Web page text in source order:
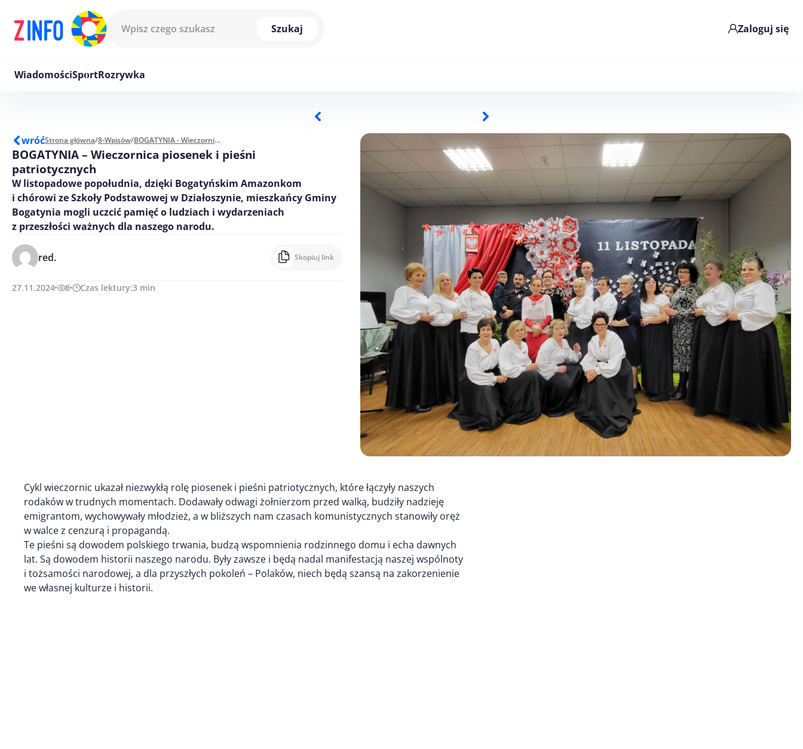
Szukaj
Zaloguj się
WiadomościSportRozrywka
wróćStrona główna/8-Wpisów/ BOGATYNIA - Wieczornica piosenek i pieśni patriotycznych
BOGATYNIA – Wieczornica piosenek i pieśni
patriotycznych
W listopadowe popołudnia, dzięki Bogatyńskim Amazonkom
i chórowi ze Szkoły Podstawowej w Działoszynie, mieszkańcy Gminy
Bogatynia mogli uczcić pamięć o ludziach i wydarzeniach
z przeszłości ważnych dla naszego narodu.
red. Skopiuj link
27.11.2024 8 Czas lektury:3 min
Cykl wieczornic ukazał niezwykłą rolę piosenek i pieśni patriotycznych, które łączyły naszych
rodaków w trudnych momentach. Dodawały odwagi żołnierzom przed walką, budziły nadzieję
emigrantom, wychowywały młodzież, a w bliższych nam czasach komunistycznych stanowiły oręż
w walce z cenzurą i propagandą.
Te pieśni są dowodem polskiego trwania, budzą wspomnienia rodzinnego domu i echa dawnych
lat. Są dowodem historii naszego narodu. Były zawsze i będą nadal manifestacją naszej wspólnoty
i tożsamości narodowej, a dla przyszłych pokoleń – Polaków, niech będą szansą na zakorzenienie
we własnej kulturze i historii.